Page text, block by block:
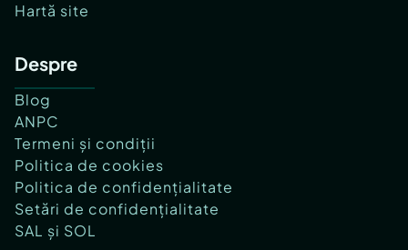
Hartă site
Despre
Blog
ANPC
Termeni și condiții
Politica de cookies
Politica de confidențialitate
Setări de confidențialitate
SAL și SOL